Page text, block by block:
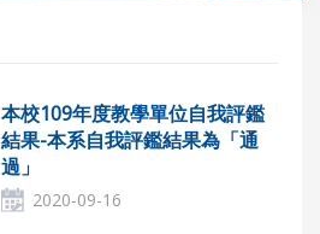
本校109年度教學單位自我評鑑
結果-本系自我評鑑結果為「通
過」
2020-09-16